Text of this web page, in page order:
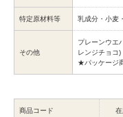
特定原材料等 乳成分・小麦
その他
プレーンウエ
レンジチョコ)
★パッケージ
商品コード